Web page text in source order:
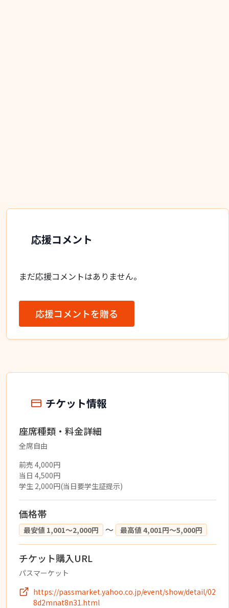
応援コメント
まだ応援コメントはありません。
応援コメントを贈る
チケット情報
座席種類・料金詳細
全席自由
前売 4,000円
当日 4,500円
学生 2,000円(当日要学生証提示)
価格帯
最安値 1,001〜2,000円 〜 最高値 4,001円〜5,000円
チケット購入URL
パスマーケット
https://passmarket.yahoo.co.jp/event/show/detail/02
8d2mnat8n31.html